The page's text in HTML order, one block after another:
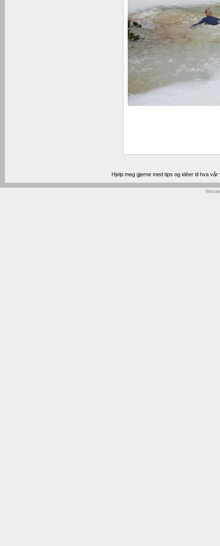
Hjelp meg gjerne med tips og idèer til hva